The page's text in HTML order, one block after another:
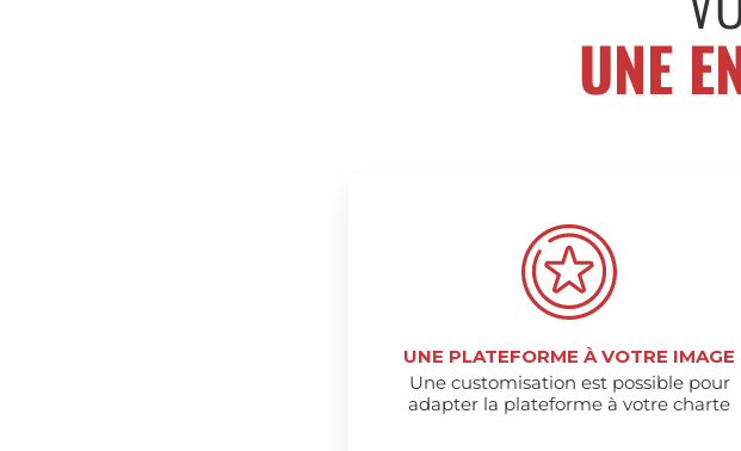
UNE
UNE PLATEFORME À VOTRE IMAGE
Une customisation est possible pour
adapter la plateforme à votre charte